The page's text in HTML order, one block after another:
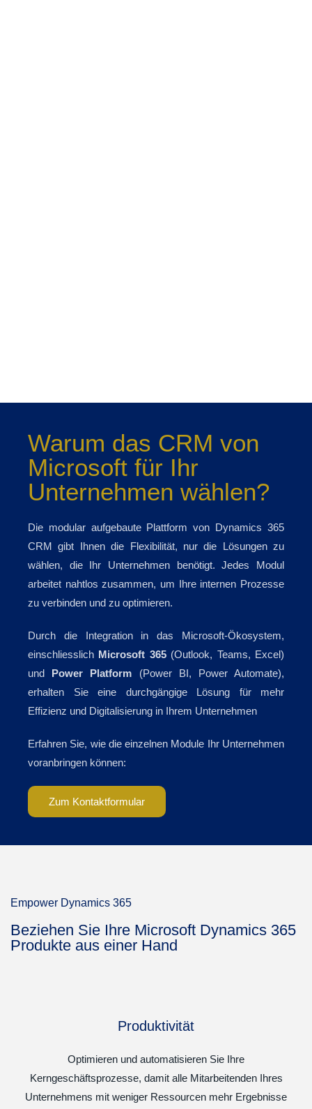
Warum das CRM von
Microsoft für Ihr
Unternehmen wählen?
Die modular aufgebaute Plattform von Dynamics 365
CRM gibt Ihnen die Flexibilität, nur die Lösungen zu
wählen, die Ihr Unternehmen benötigt. Jedes Modul
arbeitet nahtlos zusammen, um Ihre internen Prozesse
zu verbinden und zu optimieren.
Durch die Integration in das Microsoft-Ökosystem,
einschliesslich Microsoft 365(Outlook, Teams, Excel)
und Power Platform (Power BI, Power Automate),
erhalten Sie eine durchgängige Lösung für mehr
Effizienz und Digitalisierung in Ihrem Unternehmen
Erfahren Sie, wie die einzelnen Module Ihr Unternehmen
voranbringen können:
Zum Kontaktformular
Empower Dynamics 365
Beziehen Sie Ihre Microsoft Dynamics 365
Produkte aus einer Hand
Produktivität
Optimieren und automatisieren Sie Ihre
Kerngeschäftsprozesse, damit alle Mitarbeitenden Ihres
Unternehmens mit weniger Ressourcen mehr Ergebnisse